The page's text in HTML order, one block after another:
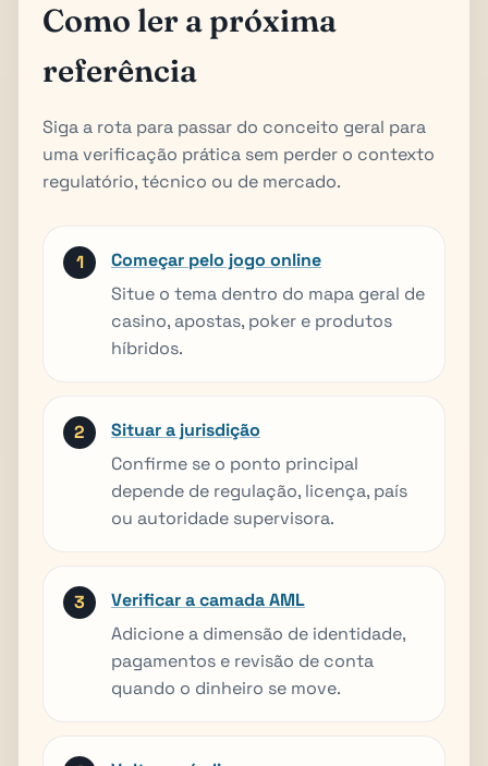
Como ler a próxima
referência
Siga a rota para passar do conceito geral para
uma verificação prática sem perder o contexto
regulatório, técnico ou de mercado.
Começar pelo jogo online
Situe o tema dentro do mapa geral de
casino, apostas, poker e produtos
híbridos.
Situar a jurisdição
Confirme se o ponto principal
depende de regulação, licença, país
ou autoridade supervisora.
Verificar a camada AML
Adicione a dimensão de identidade,
pagamentos e revisão de conta
quando o dinheiro se move.